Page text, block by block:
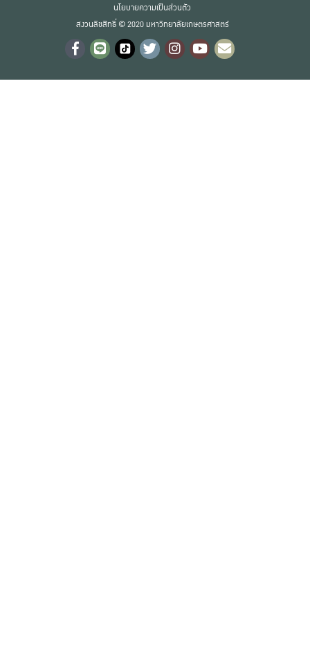
สงวนลิขสิทธิ์ © 2020 มหาวิทยาลัยเกษตรศาสตร์
นโยบายความเป็นส่วนตัว